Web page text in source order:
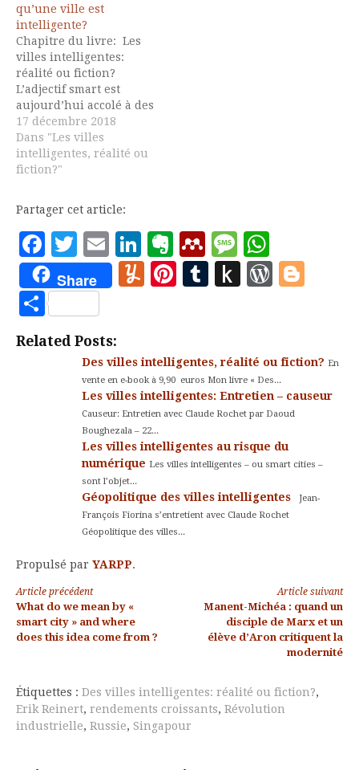
qu’une ville est
intelligente?
Chapitre du livre: Les
villes intelligentes:
réalité ou fiction?
L’adjectif smart est
aujourd’hui accolé à des
systèmes
technologiques. Tout
système qui est capable
de s’autoréguler sur la
qualifié d’intelligent, à
l’image d’un thermostat.
L’intelligence se définit
comme la capacité à
modifier son
comportement en
fonction…
17 décembre 2018
Dans "Les villes
intelligentes, réalité ou
fiction?"
Partager cet article:
Facebook
Twitter
EmailLinkedIn
Evernote
Mendeley
Message
Share Yummly
Pinterest
Tumblr
Push
Partager
Related Posts:
Des villes intelligentes, réalité ou fiction? En
vente en e-book à 9,90 euros Mon livre « Des...
Les villes intelligentes: Entretien – causeur
Causeur: Entretien avec Claude Rochet par Daoud
Boughezala – 22...
Les villes intelligentes au risque du
numérique Les villes intelligentes – ou smart cities –
sont l’objet...
Géopolitique des villes intelligentes
Jean-
François Fiorina s’entretient avec Claude Rochet
Géopolitique des villes...
Propulsé par YARPP.
Lire
la
Article précédent
What do we mean by «
smart city » and where
does this idea come from ?
Article suivant
Manent-Michéa : quand un
disciple de Marx et un
élève d’Aron critiquent la
modernité
Étiquettes : Des villes intelligentes: réalité ou fiction?,
Erik Reinert, rendements croissants, Révolution
industrielle, Russie, Singapour